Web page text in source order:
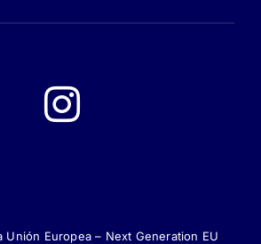
Unión Europea – Next Generation EU